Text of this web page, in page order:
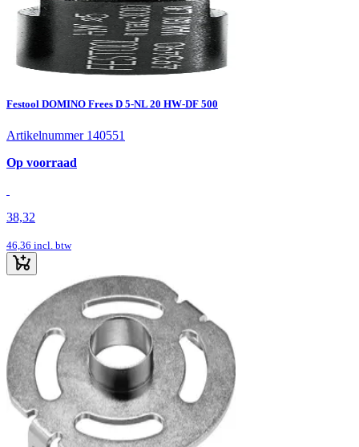
Festool DOMINO Frees D 5-NL 20 HW-DF 500
Artikelnummer 140551
Op voorraad
38,32
46,36 incl. btw